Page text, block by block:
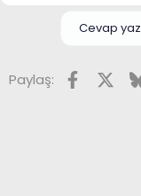
Cevap
Paylaş: X